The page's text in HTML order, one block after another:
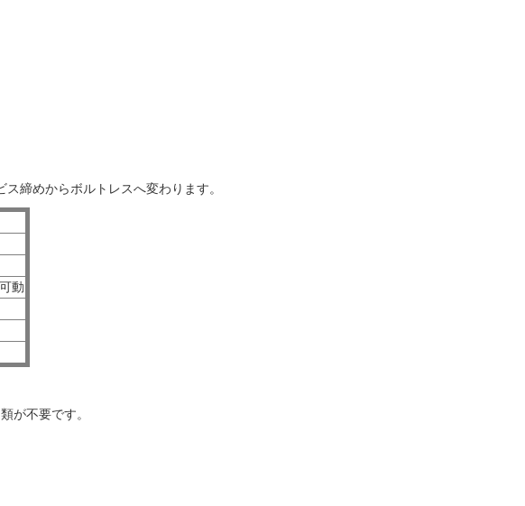
締めからボルトレスへ変わります。
動
が不要です。